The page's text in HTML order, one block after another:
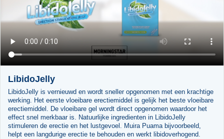
LibidoJelly
LibidoJelly is vernieuwd en wordt sneller opgenomen met een krachtige
werking. Het eerste vloeibare erectiemiddel is gelijk het beste vloeibare
erectiemiddel. De vloeibare gel wordt direct opgenomen waardoor het
effect snel merkbaar is. Natuurlijke ingredienten in LibidoJelly
stimuleren de erectie en het lustgevoel. Muira Puama bijvoorbeeld,
helpt een langdurige erectie te behouden en werkt libidoverhogend.